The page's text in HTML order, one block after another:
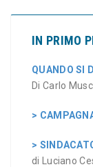
IN PRIMO
QUANDO SI
Di Carlo
>
>
di Luciano